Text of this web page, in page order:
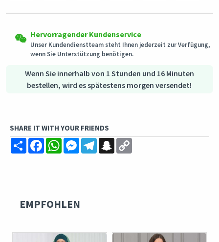
Wenn Sie innerhalb von 1 Stunden und 16 Minuten
bestellen, wird es spätestens morgen versendet!
Versand in alle Länder
Originalzustand innerhalb von 3 Tagen nach Erhalt der
Hervorragender Kundenservice
Unser Kundendienstteam steht Ihnen jederzeit zur Verfügung,
wenn Sie Unterstützung benötigen.
Sichere Zahlungsmethoden - Datenschutz garantiert
Sichere Logistik - Kaufschutz
SHARE IT WITH YOUR FRIENDS
ShareFacebookWhatsAppMessengerTelegramSnapchat
EMPFOHLEN